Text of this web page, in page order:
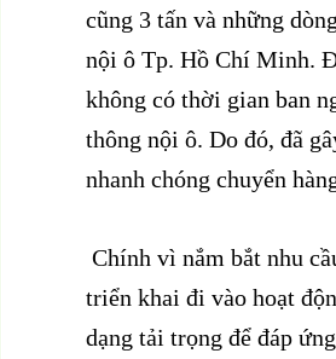
cũng 3 tấn và những
nội ô Tp. Hồ Chí Minh.
không có thời gian ban
thông nội ô. Do đó, đã
nhanh chóng chuyển
Chính vì nắm bắt nhu
triển khai đi vào hoạt
dạng tải trọng để đáp